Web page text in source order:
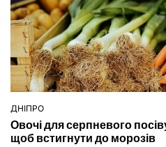
ОПУБЛІКУВАТИ
У
ДНІПРО
Овочі для серпневого
щоб встигнути до морозів